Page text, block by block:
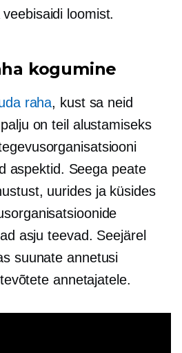
loomist.
kogumine
raha, kust sa neid
on teil alustamiseks
aspektid. Seega peate
uurides ja küsides
asju teevad. Seejärel
suunate annetusi
annetajatele.